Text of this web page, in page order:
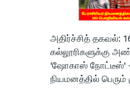
அதிர்ச்சித் தகவல்:
கல்லூரிகளுக்கு
'ஷோகாஸ் நோட்டீஸ்' -
நியமனத்தில்